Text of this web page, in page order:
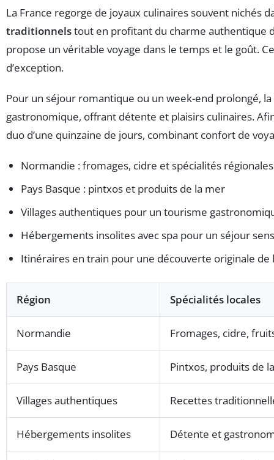
La France regorge de joyaux culinaires souvent nichés
traditionnelstout en profitant du charme authentique
propose un véritable voyage dans le temps et le goût.
d’exception.
Pour un séjour romantique ou un week-end prolongé,
gastronomique, offrant détente et plaisirs culinaires.
duo d’une quinzaine de jours, combinant confort de
Normandie : fromages, cidre et spécialités régionales
Pays Basque : pintxos et produits de la mer
Villages authentiques pour un tourisme
Hébergements insolites avec spa pour un séjour
Itinéraires en train pour une découverte originale de
Région Spécialités locales
Normandie Fromages, cidre,
Pays Basque Pintxos, produits de
Villages authentiques Recettes
Hébergements insolites Détente et